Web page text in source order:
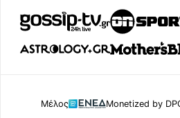
Μέλος Monetized by